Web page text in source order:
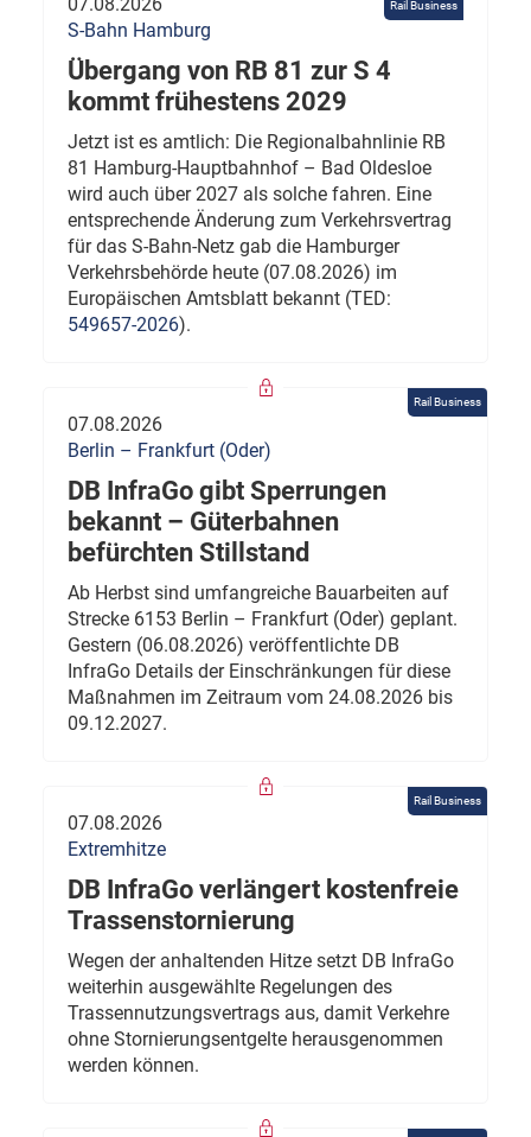
Rail Business
S-Bahn Hamburg
Übergang von RB 81 zur S 4
kommt frühestens 2029
Jetzt ist es amtlich: Die Regionalbahnlinie RB
81 Hamburg-Hauptbahnhof – Bad Oldesloe
wird auch über 2027 als solche fahren. Eine
entsprechende Änderung zum Verkehrsvertrag
für das S-Bahn-Netz gab die Hamburger
Verkehrsbehörde heute (07.08.2026) im
Europäischen Amtsblatt bekannt (TED:
549657-2026).
Rail Business
07.08.2026
Berlin – Frankfurt (Oder)
DB InfraGo gibt Sperrungen
bekannt – Güterbahnen
befürchten Stillstand
Ab Herbst sind umfangreiche Bauarbeiten auf
Strecke 6153 Berlin – Frankfurt (Oder) geplant.
Gestern (06.08.2026) veröffentlichte DB
InfraGo Details der Einschränkungen für diese
Maßnahmen im Zeitraum vom 24.08.2026 bis
09.12.2027.
Rail Business
07.08.2026
Extremhitze
DB InfraGo verlängert kostenfreie
Trassenstornierung
Wegen der anhaltenden Hitze setzt DB InfraGo
weiterhin ausgewählte Regelungen des
Trassennutzungsvertrags aus, damit Verkehre
ohne Stornierungsentgelte herausgenommen
werden können.